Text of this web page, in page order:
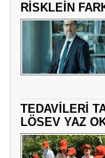
RİSKLEİN
TEDAVİLERİ
LÖSEV YAZ